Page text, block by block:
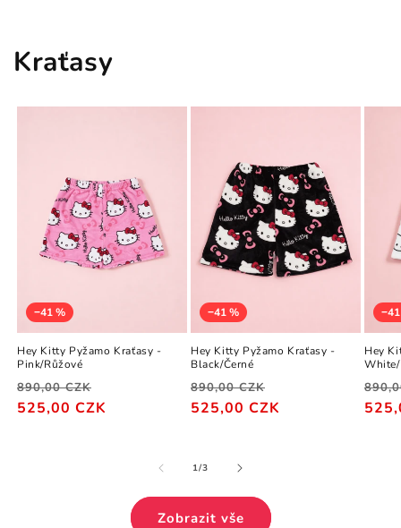
Kraťasy
−41 %
Hey Kitty Pyžamo Kraťasy -
Pink/Růžové
Běžná
890,00 CZK
Výprodejová
525,00 CZK
−41 %
Hey Kitty Pyžamo Kraťasy -
Black/Černé
Běžná
890,00 CZK
Výprodejová
525,00 CZK
Hey
1/z3
Zobrazit vše